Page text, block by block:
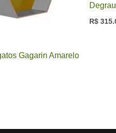
Gagarin Amarelo
R$